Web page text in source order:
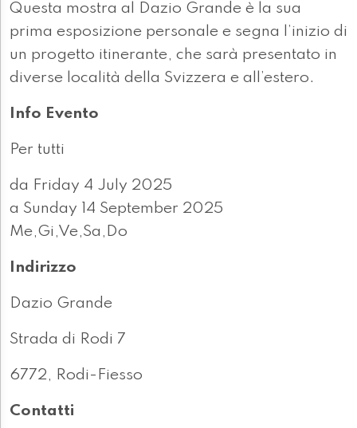
Questa mostra al Dazio Grande è la sua
prima esposizione personale e segna l’inizio di
un progetto itinerante, che sarà presentato in
diverse località della Svizzera e all’estero.
Info Evento
Per tutti
da Friday 4 July 2025
a Sunday 14 September 2025
Me,Gi,Ve,Sa,Do
Indirizzo
Dazio Grande
Strada di Rodi 7
6772, Rodi-Fiesso
Contatti